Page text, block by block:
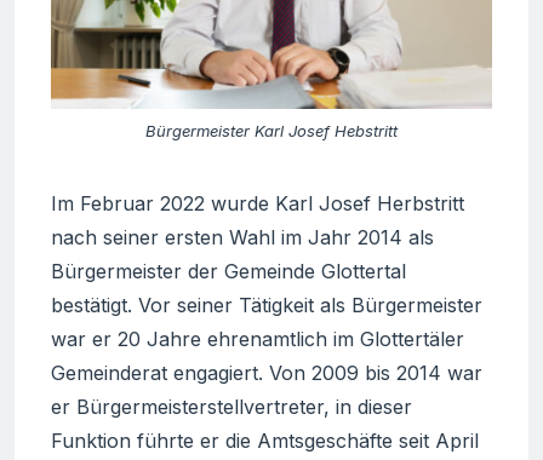
Bürgermeister Karl Josef Hebstritt
Im Februar 2022 wurde Karl Josef Herbstritt
nach seiner ersten Wahl im Jahr 2014 als
Bürgermeister der Gemeinde Glottertal
bestätigt. Vor seiner Tätigkeit als Bürgermeister
war er 20 Jahre ehrenamtlich im Glottertäler
Gemeinderat engagiert. Von 2009 bis 2014 war
er Bürgermeisterstellvertreter, in dieser
Funktion führte er die Amtsgeschäfte seit April